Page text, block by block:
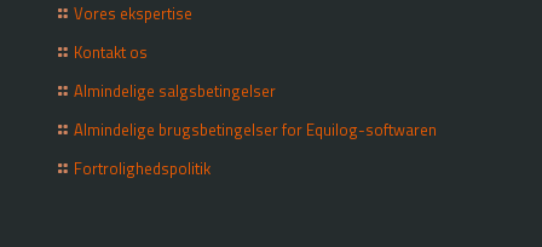
Vores ekspertise
Kontakt os
Almindelige salgsbetingelser
Almindelige brugsbetingelser for Equilog-softwaren
Fortrolighedspolitik